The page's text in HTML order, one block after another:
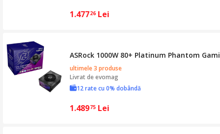
1.47726 Lei
ASRock 1000W 80+ Platinum Phantom
ultimele 3 produse
Livrat deevomag
12 rate cu 0% dobândă
1.48975 Lei